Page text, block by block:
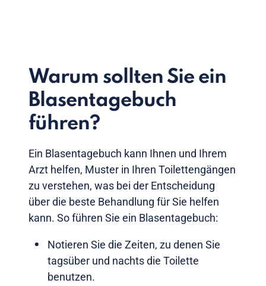
Warum sollten Sie ein
Blasentagebuch
führen?
Ein Blasentagebuch kann Ihnen und Ihrem
Arzt helfen, Muster in Ihren Toilettengängen
zu verstehen, was bei der Entscheidung
über die beste Behandlung für Sie helfen
kann. So führen Sie ein Blasentagebuch:
Notieren Sie die Zeiten, zu denen Sie
tagsüber und nachts die Toilette
benutzen.